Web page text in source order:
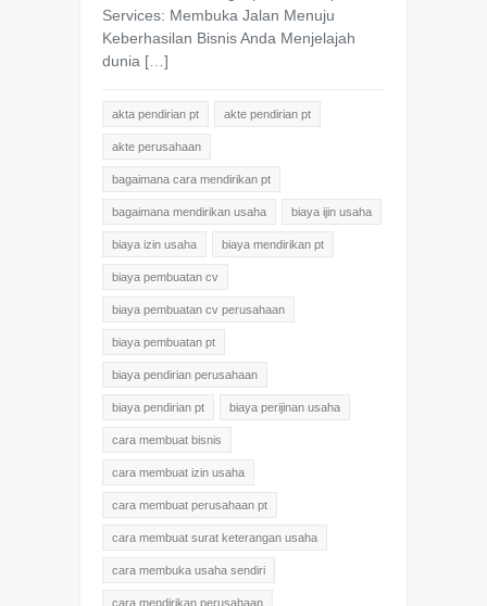
Services: Membuka Jalan Menuju
Keberhasilan Bisnis Anda Menjelajah
dunia […]
akta pendirian pt akte pendirian pt
akte perusahaan
bagaimana cara mendirikan pt
bagaimana mendirikan usaha biaya ijin usaha
biaya izin usaha biaya mendirikan pt
biaya pembuatan cv
biaya pembuatan cv perusahaan
biaya pembuatan pt
biaya pendirian perusahaan
biaya pendirian pt biaya perijinan usaha
cara membuat bisnis
cara membuat izin usaha
cara membuat perusahaan pt
cara membuat surat keterangan usaha
cara membuka usaha sendiri
cara mendirikan perusahaan